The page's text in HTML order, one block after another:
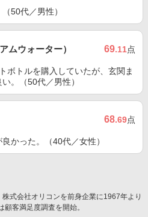
50代／男性）
ムウォーター） 69.11点
ボトルを購入していたが、玄関ま
。（50代／男性）
68.69点
かった。（40代／女性）
式会社オリコンを前身企業に1967年より
客満足度調査を開始。